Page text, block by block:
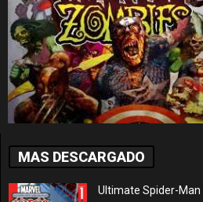
MAS DESCARGADO
Ultimate Spider-Man